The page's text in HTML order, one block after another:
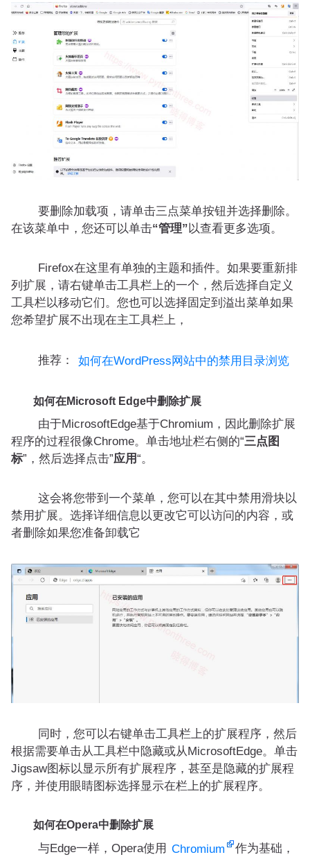
要删除加载项，请单击三点菜单按钮并选择删除。
在该菜单中，您还可以单击“管理”以查看更多选项。
Firefox在这里有单独的主题和插件。如果要重新排
列扩展，请右键单击工具栏上的一个，然后选择自定义
工具栏以移动它们。您也可以选择固定到溢出菜单如果
您希望扩展不出现在主工具栏上，
推荐： 如何在WordPress网站中的禁用目录浏览
如何在Microsoft Edge中删除扩展
由于MicrosoftEdge基于Chromium，因此删除扩展
程序的过程很像Chrome。单击地址栏右侧的“三点图
标”，然后选择点击”应用“。
这会将您带到一个菜单，您可以在其中禁用滑块以
禁用扩展。选择详细信息以更改它可以访问的内容，或
者删除如果您准备卸载它
同时，您可以右键单击工具栏上的扩展程序，然后
根据需要单击从工具栏中隐藏或从MicrosoftEdge。单击
Jigsaw图标以显示所有扩展程序，甚至是隐藏的扩展程
序，并使用眼睛图标选择显示在栏上的扩展程序。
如何在Opera中删除扩展
与Edge一样，Opera使用 Chromium
作为基础，